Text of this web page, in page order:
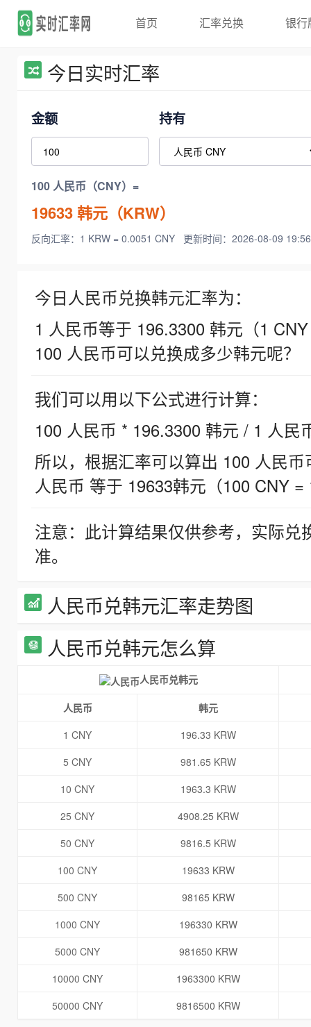
首页 汇率兑换 银行
今日实时汇率
金额 持有
100 人民币（CNY）=
19633韩元（KRW）
反向汇率：1 KRW = 0.0051 CNY 更新时间：2026-08-09
今日人民币兑换韩元汇率为：
1 人民币等于 196.3300 韩元（1
100 人民币可以兑换成多少韩元呢？
我们可以用以下公式进行计算：
100 人民币 * 196.3300 韩元 / 1 人民
所以，根据汇率可以算出 100 人民
人民币 等于 19633韩元（100 CNY =
注意：此计算结果仅供参考，实际
准。
人民币兑韩元汇率走势图
人民币兑韩元怎么算
人民币兑韩元
人民币
韩元
1 CNY
196.33 KRW
5 CNY
981.65 KRW
10 CNY
1963.3 KRW
25 CNY
4908.25 KRW
50 CNY
9816.5 KRW
100 CNY
19633 KRW
500 CNY
98165 KRW
1000 CNY
196330 KRW
5000 CNY
981650 KRW
10000 CNY
1963300 KRW
50000 CNY
9816500 KRW